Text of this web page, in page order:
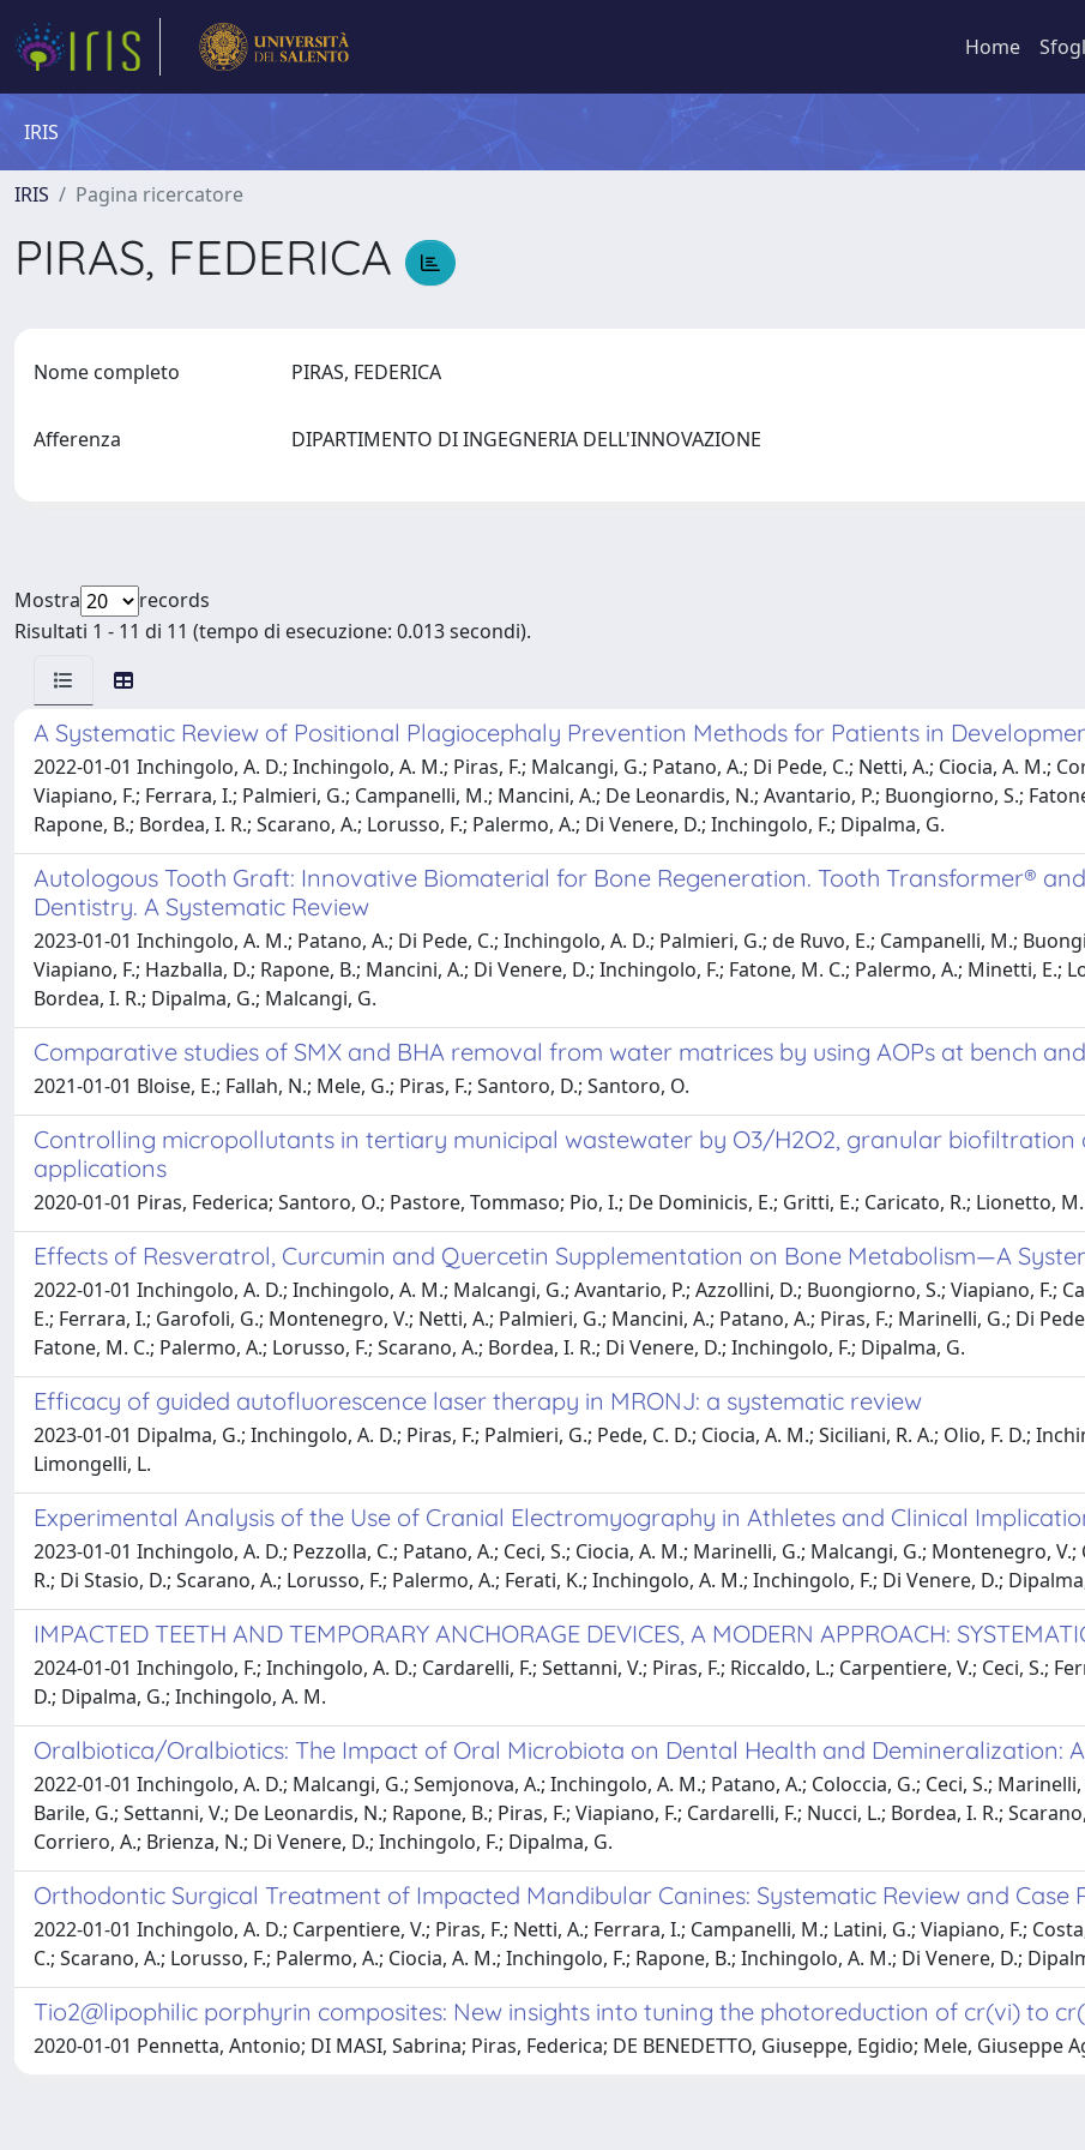
Home
IRIS
IRIS Pagina ricercatore
PIRAS, FEDERICA
Nome completo PIRAS, FEDERICA
Afferenza DIPARTIMENTO DI INGEGNERIA DELL'INNOVAZIONE
Mostra
records
Risultati 1 - 11 di 11 (tempo di esecuzione: 0.013 secondi).
A Systematic Review of Positional Plagiocephaly Prevention Methods for Patients in
2022-01-01 Inchingolo, A. D.; Inchingolo, A. M.; Piras, F.; Malcangi, G.; Patano, A.; Di Pede, C.; Netti, A.; Ciocia, A. M.;
Viapiano, F.; Ferrara, I.; Palmieri, G.; Campanelli, M.; Mancini, A.; De Leonardis, N.; Avantario, P.; Buongiorno, S.;
Rapone, B.; Bordea, I. R.; Scarano, A.; Lorusso, F.; Palermo, A.; Di Venere, D.; Inchingolo, F.; Dipalma, G.
Autologous Tooth Graft: Innovative Biomaterial for Bone Regeneration. Tooth Transformer®
Dentistry. A Systematic Review
2023-01-01 Inchingolo, A. M.; Patano, A.; Di Pede, C.; Inchingolo, A. D.; Palmieri, G.; de Ruvo, E.; Campanelli, M.;
Viapiano, F.; Hazballa, D.; Rapone, B.; Mancini, A.; Di Venere, D.; Inchingolo, F.; Fatone, M. C.; Palermo, A.; Minetti, E.;
Bordea, I. R.; Dipalma, G.; Malcangi, G.
Comparative studies of SMX and BHA removal from water matrices by using AOPs at bench
2021-01-01 Bloise, E.; Fallah, N.; Mele, G.; Piras, F.; Santoro, D.; Santoro, O.
Controlling micropollutants in tertiary municipal wastewater by O3/H2O2, granular biofiltration
applications
2020-01-01 Piras, Federica; Santoro, O.; Pastore, Tommaso; Pio, I.; De Dominicis, E.; Gritti, E.; Caricato, R.; Lionetto,
Effects of Resveratrol, Curcumin and Quercetin Supplementation on Bone Metabolism—A
2022-01-01 Inchingolo, A. D.; Inchingolo, A. M.; Malcangi, G.; Avantario, P.; Azzollini, D.; Buongiorno, S.; Viapiano, F.;
E.; Ferrara, I.; Garofoli, G.; Montenegro, V.; Netti, A.; Palmieri, G.; Mancini, A.; Patano, A.; Piras, F.; Marinelli, G.; Di
Fatone, M. C.; Palermo, A.; Lorusso, F.; Scarano, A.; Bordea, I. R.; Di Venere, D.; Inchingolo, F.; Dipalma, G.
Efficacy of guided autofluorescence laser therapy in MRONJ: a systematic review
2023-01-01 Dipalma, G.; Inchingolo, A. D.; Piras, F.; Palmieri, G.; Pede, C. D.; Ciocia, A. M.; Siciliani, R. A.; Olio, F. D.;
Limongelli, L.
Experimental Analysis of the Use of Cranial Electromyography in Athletes and Clinical
2023-01-01 Inchingolo, A. D.; Pezzolla, C.; Patano, A.; Ceci, S.; Ciocia, A. M.; Marinelli, G.; Malcangi, G.; Montenegro,
R.; Di Stasio, D.; Scarano, A.; Lorusso, F.; Palermo, A.; Ferati, K.; Inchingolo, A. M.; Inchingolo, F.; Di Venere, D.;
IMPACTED TEETH AND TEMPORARY ANCHORAGE DEVICES, A MODERN APPROACH:
2024-01-01 Inchingolo, F.; Inchingolo, A. D.; Cardarelli, F.; Settanni, V.; Piras, F.; Riccaldo, L.; Carpentiere, V.; Ceci, S.;
D.; Dipalma, G.; Inchingolo, A. M.
Oralbiotica/Oralbiotics: The Impact of Oral Microbiota on Dental Health and Demineralization:
2022-01-01 Inchingolo, A. D.; Malcangi, G.; Semjonova, A.; Inchingolo, A. M.; Patano, A.; Coloccia, G.; Ceci, S.;
Barile, G.; Settanni, V.; De Leonardis, N.; Rapone, B.; Piras, F.; Viapiano, F.; Cardarelli, F.; Nucci, L.; Bordea, I. R.;
Corriero, A.; Brienza, N.; Di Venere, D.; Inchingolo, F.; Dipalma, G.
Orthodontic Surgical Treatment of Impacted Mandibular Canines: Systematic Review and Case
2022-01-01 Inchingolo, A. D.; Carpentiere, V.; Piras, F.; Netti, A.; Ferrara, I.; Campanelli, M.; Latini, G.; Viapiano, F.;
C.; Scarano, A.; Lorusso, F.; Palermo, A.; Ciocia, A. M.; Inchingolo, F.; Rapone, B.; Inchingolo, A. M.; Di Venere, D.;
Tio2@lipophilic porphyrin composites: New insights into tuning the photoreduction of cr(vi) to
2020-01-01 Pennetta, Antonio; DI MASI, Sabrina; Piras, Federica; DE BENEDETTO, Giuseppe, Egidio; Mele, Giuseppe